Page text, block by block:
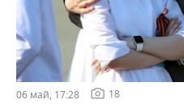
06 май, 17:28 18